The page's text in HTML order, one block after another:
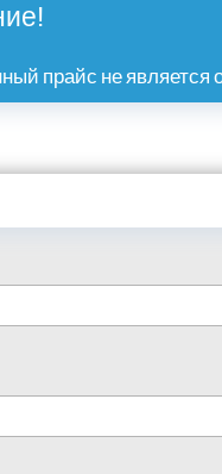
прайс не является